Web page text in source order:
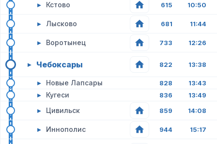
▸ Кстово 615 10:50
▸ Лысково 681 11:44
▸ Воротынец 733 12:26
▸ Чебоксары 822 13:38
▸ Новые Лапсары 828 13:43
▸ Кугеси 836 13:49
▸ Цивильск 859 14:08
▸ Иннополис 944 15:17